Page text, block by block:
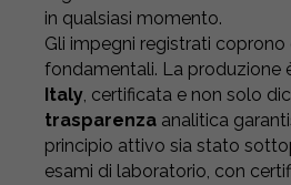
in qualsiasi momento.
Gli impegni registrati
fondamentali. La produzione
Italy, certificata e non solo
trasparenza analitica
principio attivo sia stato
esami di laboratorio, con